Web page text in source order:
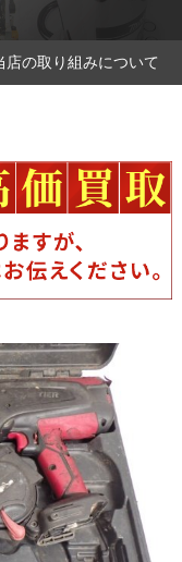
店の取り組みについて